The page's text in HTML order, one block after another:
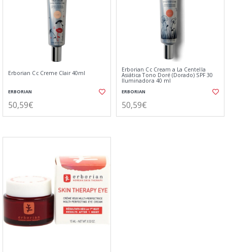
Erborian Cc Creme Clair 40ml
ERBORIAN
50,59€
Erborian Cc Cream a La Centella
Asiática Tono Doré (Dorado) SPF 30
Iluminadora 40 ml
ERBORIAN
50,59€